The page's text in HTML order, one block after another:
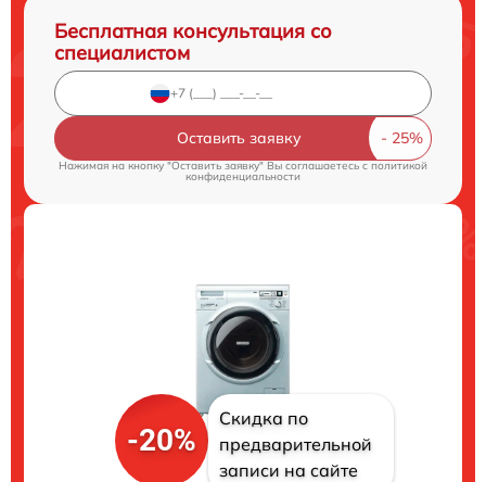
Бесплатная консультация со
специалистом
Оставить заявку
Нажимая на кнопку "Оставить заявку" Вы соглашаетесь cполитикой
конфиденциальности
-20%
Скидка по
предварительной
записи на сайте